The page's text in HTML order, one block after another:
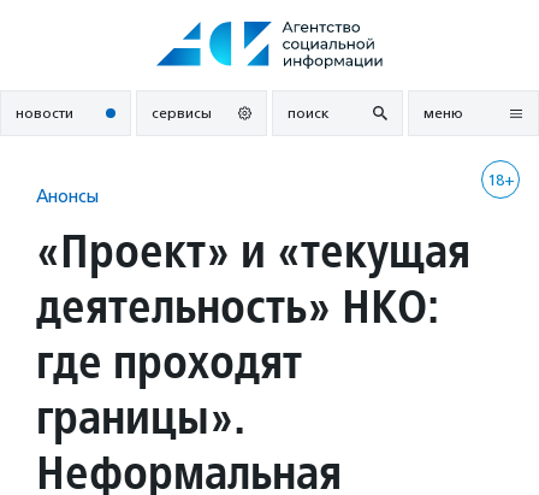
новости сервисы поиск меню
18+
Анонсы
«Проект» и «текущая
деятельность» НКО:
где проходят
границы».
Неформальная